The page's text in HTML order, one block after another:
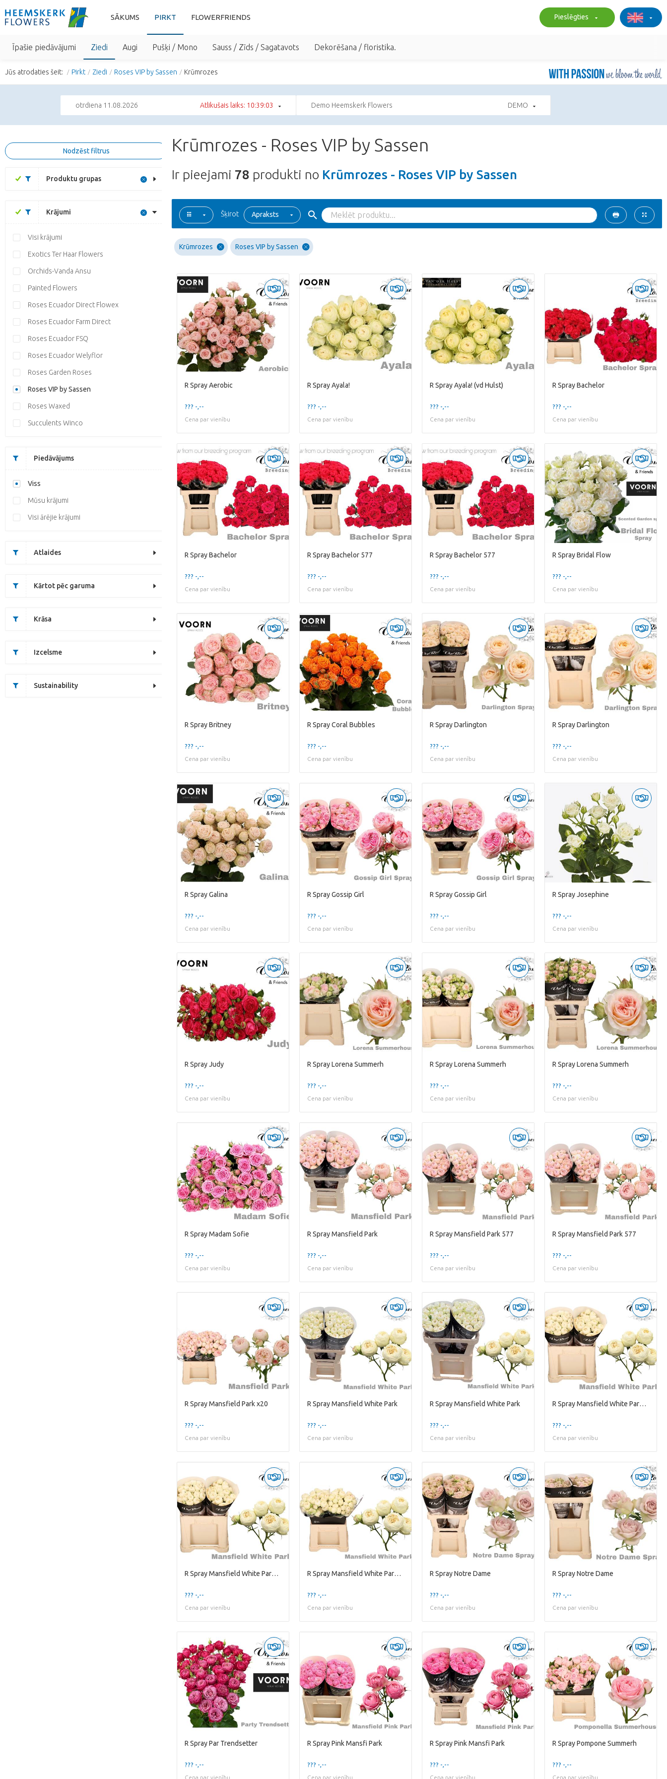
SĀKUMS PIRKT FLOWERFRIENDS Pieslēgties
Īpašie piedāvājumi Ziedi Augi Pušķi / Mono Sauss / Zīds / Sagatavots Dekorēšana / floristika.
Jūs atrodaties šeit: Pirkt Ziedi Roses VIP by Sassen Krūmrozes
otrdiena 11.08.2026 Atlikušais laiks: 10:39:02 Demo Heemskerk Flowers DEMO
Nodzēst filtrus
Produktu grupas
Krājumi
Visi krājumi
Exotics Ter Haar Flowers
Orchids-Vanda Ansu
Painted Flowers
Roses Ecuador Direct Flowex
Roses Ecuador Farm Direct
Roses Ecuador FSQ
Roses Ecuador Welyflor
Roses Garden Roses
Roses VIP by Sassen
Roses Waxed
Succulents Winco
Piedāvājums
Viss
Mūsu krājumi
Visi ārējie krājumi
Atlaides
Kārtot pēc garuma
Krāsa
Izcelsme
Sustainability
Krūmrozes - Roses VIP by Sassen
Ir pieejami 78 produkti no Krūmrozes - Roses VIP by Sassen
Šķirot Apraksts
Krūmrozes Roses VIP by Sassen
R Spray Aerobic
??? -,--
Cena par vienību
R Spray Ayala!
??? -,--
Cena par vienību
R Spray Ayala! (vd Hulst)
??? -,--
Cena par vienību
R Spray Bachelor
??? -,--
Cena par vienību
R Spray Bachelor
??? -,--
Cena par vienību
R Spray Bachelor 577
??? -,--
Cena par vienību
R Spray Bachelor 577
??? -,--
Cena par vienību
R Spray Bridal Flow
??? -,--
Cena par vienību
R Spray Britney
??? -,--
Cena par vienību
R Spray Coral Bubbles
??? -,--
Cena par vienību
R Spray Darlington
??? -,--
Cena par vienību
R Spray Darlington
??? -,--
Cena par vienību
R Spray Galina
??? -,--
Cena par vienību
R Spray Gossip Girl
??? -,--
Cena par vienību
R Spray Gossip Girl
??? -,--
Cena par vienību
R Spray Josephine
??? -,--
Cena par vienību
R Spray Judy
??? -,--
Cena par vienību
R Spray Lorena Summerh
??? -,--
Cena par vienību
R Spray Lorena Summerh
??? -,--
Cena par vienību
R Spray Lorena Summerh
??? -,--
Cena par vienību
R Spray Madam Sofie
??? -,--
Cena par vienību
R Spray Mansfield Park
??? -,--
Cena par vienību
R Spray Mansfield Park 577
??? -,--
Cena par vienību
R Spray Mansfield Park 577
??? -,--
Cena par vienību
R Spray Mansfield Park x20
??? -,--
Cena par vienību
R Spray Mansfield White Park
??? -,--
Cena par vienību
R Spray Mansfield White Park
??? -,--
Cena par vienību
R Spray Mansfield White Park 577
??? -,--
Cena par vienību
R Spray Mansfield White Park 577
??? -,--
Cena par vienību
R Spray Mansfield White Park x20
??? -,--
Cena par vienību
R Spray Notre Dame
??? -,--
Cena par vienību
R Spray Notre Dame
??? -,--
Cena par vienību
R Spray Par Trendsetter
??? -,--
Cena par vienību
R Spray Pink Mansfi Park
??? -,--
Cena par vienību
R Spray Pink Mansfi Park
??? -,--
Cena par vienību
R Spray Pompone Summerh
??? -,--
Cena par vienību